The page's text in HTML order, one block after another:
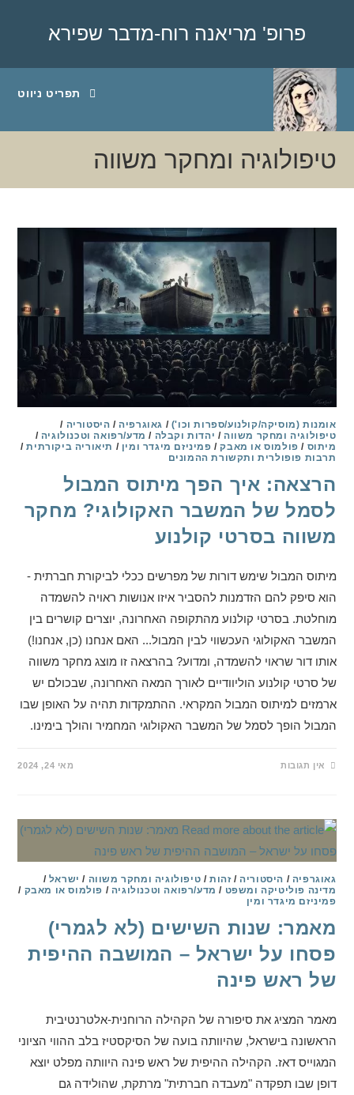
פרופ' מריאנה רוח-מדבר שפירא
תפריט ניווט
טיפולוגיה ומחקר משווה
אומנות (מוסיקה/קולנוע/ספרות וכו') / גאוגרפיה / היסטוריה /
טיפולוגיה ומחקר משווה / יהדות וקבלה / מדע/רפואה וטכנולוגיה /
מיתוס / פולמוס או מאבק/ פמיניזם מיגדר ומין / תיאוריה ביקורתית/
תרבות פופולרית ותקשורת ההמונים
הרצאה: איך הפך מיתוס המבול
לסמל של המשבר האקולוגי? מחקר
משווה בסרטי קולנוע
מיתוס המבול שימש דורות של מפרשים ככלי לביקורת חברתית -
הוא סיפק להם הזדמנות להסביר איזו אנושות ראויה להשמדה
מוחלטת. בסרטי קולנוע מהתקופה האחרונה, יוצרים קושרים בין
המשבר האקולוגי העכשווי לבין המבול... האם אנחנו (כן, אנחנו!)
אותו דור שראוי להשמדה, ומדוע? בהרצאה זו מוצג מחקר משווה
של סרטי קולנוע הוליוודיים לאורך המאה האחרונה, שבכולם יש
ארמזים למיתוס המבול המקראי. ההתמקדות תהיה על האופן שבו
המבול הופך לסמל של המשבר האקולוגי המחמיר והולך בימינו.
אין תגובות מאי 24, 2024
גאוגרפיה / היסטוריה /זהות / טיפולוגיה ומחקר משווה / ישראל /
מדינה פוליטיקה ומשפט / מדע/רפואה וטכנולוגיה / פולמוס או מאבק /
פמיניזם מיגדר ומין
מאמר: שנות השישים (לא לגמרי)
פסחו על ישראל – המושבה ההיפית
של ראש פינה
מאמר המציג את סיפורה של הקהילה הרוחנית-אלטרנטיבית
הראשונה בישראל, שהיוותה בועה של הסיקסטיז בלב ההווי הציוני
המגוייס דאז. הקהילה ההיפית של ראש פינה היוותה מפלט יוצא
דופן שבו תפקדה "מעבדה חברתית" מרתקת, שהולידה גם